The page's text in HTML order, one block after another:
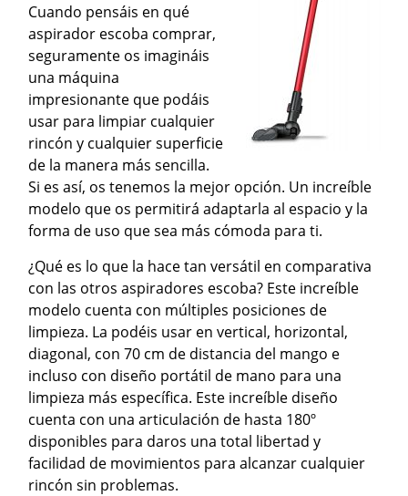
Cuando pensáis en qué
aspirador escoba comprar,
seguramente os imagináis
una máquina
impresionante que podáis
usar para limpiar cualquier
rincón y cualquier superficie
de la manera más sencilla.
Si es así, os tenemos la mejor opción. Un increíble
modelo que os permitirá adaptarla al espacio y la
forma de uso que sea más cómoda para ti.
¿Qué es lo que la hace tan versátil en comparativa
con las otros aspiradores escoba? Este increíble
modelo cuenta con múltiples posiciones de
limpieza. La podéis usar en vertical, horizontal,
diagonal, con 70 cm de distancia del mango e
incluso con diseño portátil de mano para una
limpieza más específica. Este increíble diseño
cuenta con una articulación de hasta 180º
disponibles para daros una total libertad y
facilidad de movimientos para alcanzar cualquier
rincón sin problemas.